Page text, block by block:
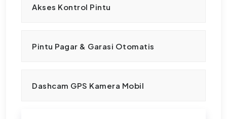
Akses Kontrol Pintu
Pintu Pagar & Garasi Otomatis
Dashcam GPS Kamera Mobil